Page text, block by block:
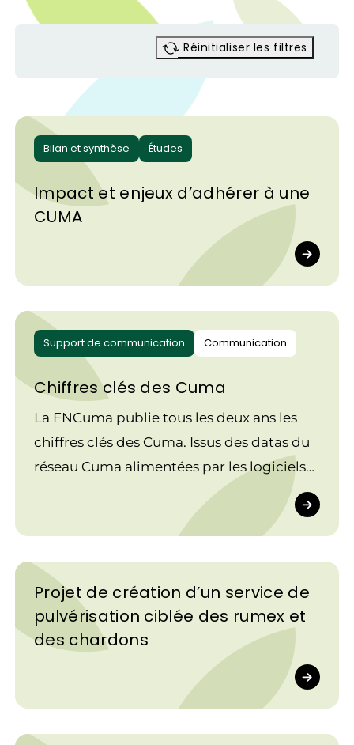
Réinitialiser les filtres
Bilan et synthèse Études
Impact et enjeux d’adhérer à une
CUMA
Support de communication Communication
Chiffres clés des Cuma
La FNCuma publie tous les deux ans les
chiffres clés des Cuma. Issus des datas du
réseau Cuma alimentées par les logiciels
utilisés par plus de 90 % des Cuma, ils
montrent toute la dynamique de ces
coopératives dans le paysage agricole
français.
Projet de création d’un service de
pulvérisation ciblée des rumex et
des chardons